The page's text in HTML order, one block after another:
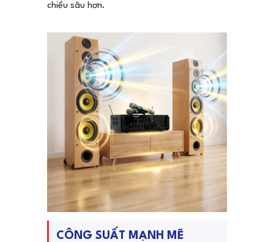
chiều sâu hơn.
CÔNG SUẤT MẠNH MẼ